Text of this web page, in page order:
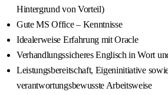
Hintergrund von Vorteil)
Gute MS Office – Kenntnisse
Idealerweise Erfahrung mit Oracle
Verhandlungssicheres Englisch in Wort
Leistungsbereitschaft, Eigeninitiative
verantwortungsbewusste Arbeitsweise